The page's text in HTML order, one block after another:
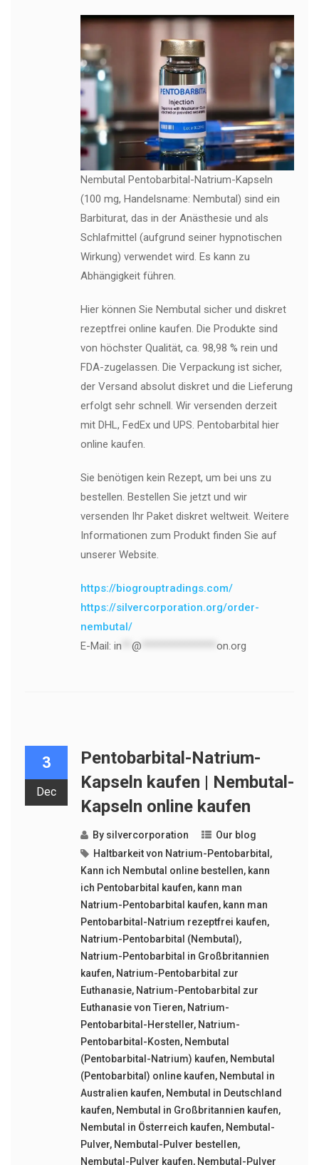
Nembutal Pentobarbital-Natrium-Kapseln
(100 mg, Handelsname: Nembutal) sind ein
Barbiturat, das in der Anästhesie und als
Schlafmittel (aufgrund seiner hypnotischen
Wirkung) verwendet wird. Es kann zu
Abhängigkeit führen.
Hier können Sie Nembutal sicher und diskret
rezeptfrei online kaufen. Die Produkte sind
von höchster Qualität, ca. 98,98 % rein und
FDA-zugelassen. Die Verpackung ist sicher,
der Versand absolut diskret und die Lieferung
erfolgt sehr schnell. Wir versenden derzeit
mit DHL, FedEx und UPS. Pentobarbital hier
online kaufen.
Sie benötigen kein Rezept, um bei uns zu
bestellen. Bestellen Sie jetzt und wir
versenden Ihr Paket diskret weltweit. Weitere
Informationen zum Produkt finden Sie auf
unserer Website.
https://biogrouptradings.com/
https://silvercorporation.org/order-
nembutal/
E-Mail: in @ on.org
3
Dec
Pentobarbital-Natrium-
Kapseln kaufen | Nembutal-
Kapseln online kaufen
By silvercorporation
Our blog
Haltbarkeit von Natrium-Pentobarbital ,
Kann ich Nembutal online bestellen, kann
ich Pentobarbital kaufen, kann man
Natrium-Pentobarbital kaufen, kann man
Pentobarbital-Natrium rezeptfrei kaufen,
Natrium-Pentobarbital (Nembutal),
Natrium-Pentobarbital in Großbritannien
kaufen, Natrium-Pentobarbital zur
Euthanasie, Natrium-Pentobarbital zur
Euthanasie von Tieren, Natrium-
Pentobarbital-Hersteller, Natrium-
Pentobarbital-Kosten, Nembutal
(Pentobarbital-Natrium) kaufen, Nembutal
(Pentobarbital) online kaufen, Nembutal in
Australien kaufen, Nembutal in Deutschland
kaufen, Nembutal in Großbritannien kaufen,
Nembutal in Österreich kaufen, Nembutal-
Pulver, Nembutal-Pulver bestellen,
Nembutal-Pulver kaufen, Nembutal-Pulver